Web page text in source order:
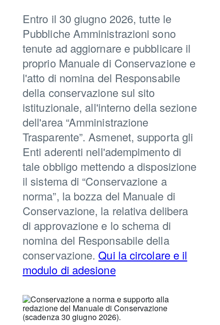
Entro il 30 giugno 2026, tutte le
Pubbliche Amministrazioni sono
tenute ad aggiornare e pubblicare il
proprio Manuale di Conservazione e
l'atto di nomina del Responsabile
della conservazione sul sito
istituzionale, all'interno della sezione
dell'area “Amministrazione
Trasparente”. Asmenet, supporta gli
Enti aderenti nell'adempimento di
tale obbligo mettendo a disposizione
il sistema di “Conservazione a
norma”, la bozza del Manuale di
Conservazione, la relativa delibera
di approvazione e lo schema di
nomina del Responsabile della
conservazione.Qui la circolare e il
modulo di adesione